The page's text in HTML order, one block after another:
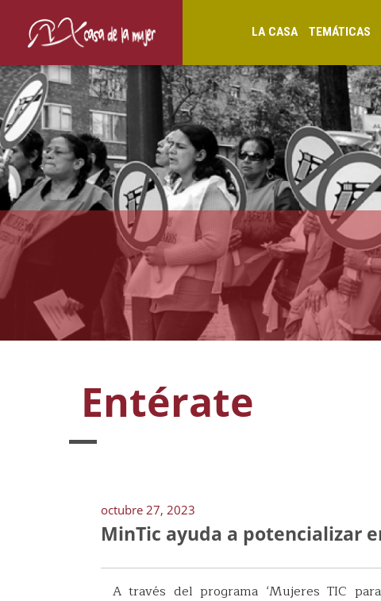
LA CASA TEMÁTICAS
Entérate
octubre 27, 2023
MinTic ayuda a potencializar
A través del programa ‘Mujeres TIC